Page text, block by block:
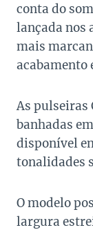
conta do
lançada nos
mais
acabamento
As pulseiras
banhadas
disponível
tonalidades
O modelo
largura